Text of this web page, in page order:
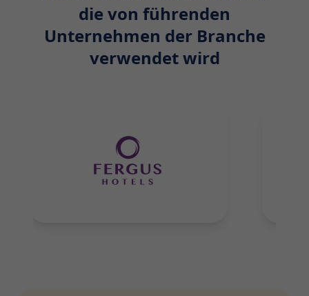
die von führenden
Unternehmen der Branche
verwendet wird